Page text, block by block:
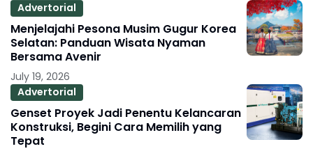
Advertorial
Menjelajahi Pesona Musim Gugur Korea
Selatan: Panduan Wisata Nyaman
Bersama Avenir
July 19, 2026
Advertorial
Genset Proyek Jadi Penentu Kelancaran
Konstruksi, Begini Cara Memilih yang
Tepat